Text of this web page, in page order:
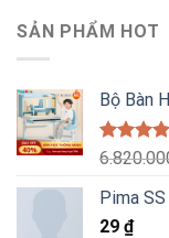
SẢN PHẨM HOT
Bộ Bàn
Được
5 sao
Pima
29 ₫